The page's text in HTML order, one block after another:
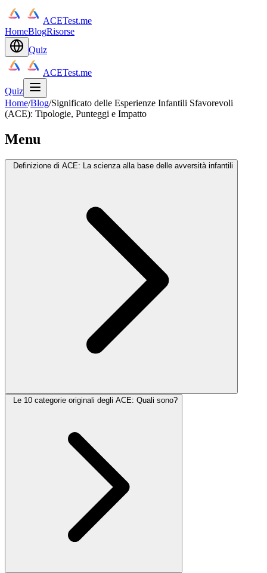
ACETest.me
HomeBlogRisorse
Quiz
ACETest.me
Quiz
Home/Blog/Significato delle Esperienze Infantili Sfavorevoli
(ACE): Tipologie, Punteggi e Impatto
Menu
Definizione di ACE: La scienza alla base delle avversità infantili
Le 10 categorie originali degli ACE: Quali sono?